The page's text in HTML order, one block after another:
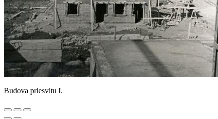
Budova priesvitu I.